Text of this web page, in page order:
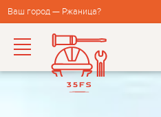
Ваш город — Ржаница?